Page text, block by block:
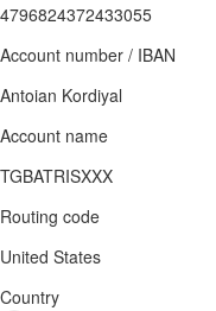
4796824372433055
Account number / IBAN
Antoian Kordiyal
Account name
TGBATRISXXX
Routing code
United States
Country